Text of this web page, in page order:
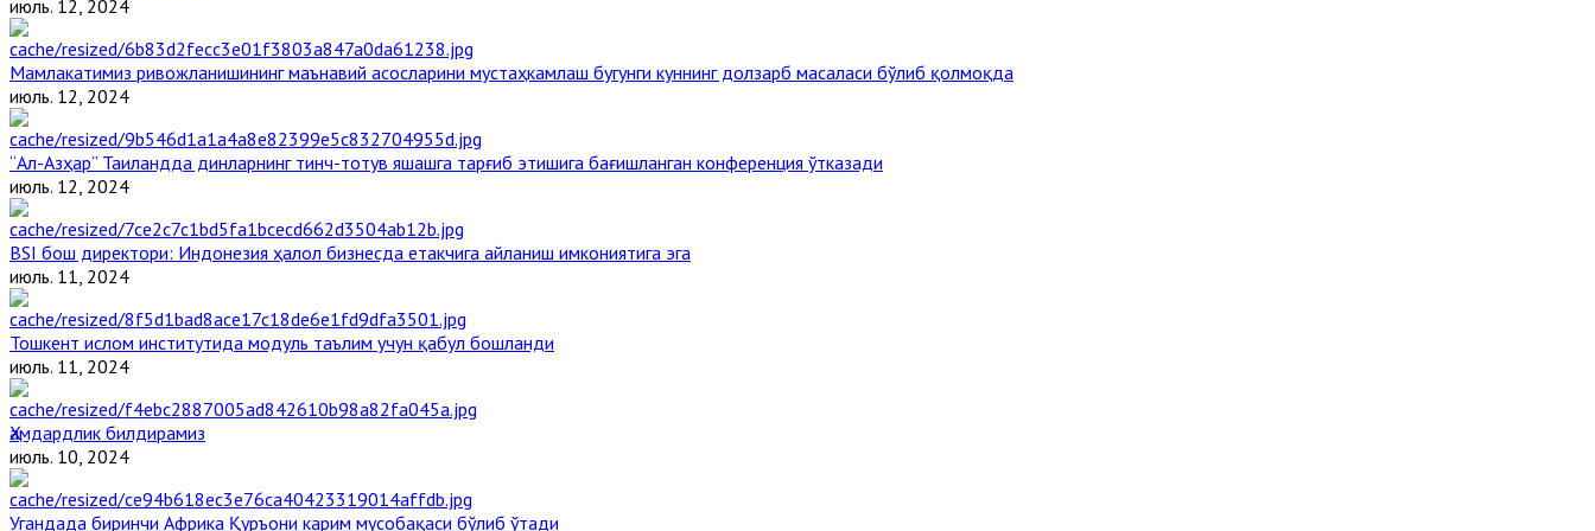
июль. 12, 2024
Мамлакатимиз ривожланишининг маънавий асосларини мустаҳкамлаш бугунги куннинг долзарб масаласи бўлиб қолмоқда
июль. 12, 2024
“Ал-Азҳар” Таиландда динларнинг тинч-тотув яшашга тарғиб этишига бағишланган конференция ўтказади
июль. 12, 2024
BSI бош директори: Индонезия ҳалол бизнесда етакчига айланиш имкониятига эга
июль. 11, 2024
Тошкент ислом институтида модуль таълим учун қабул бошланди
июль. 11, 2024
Ҳамдардлик билдирамиз
июль. 10, 2024
Угандада биринчи Aфрика Қуръони карим мусобақаси бўлиб ўтади